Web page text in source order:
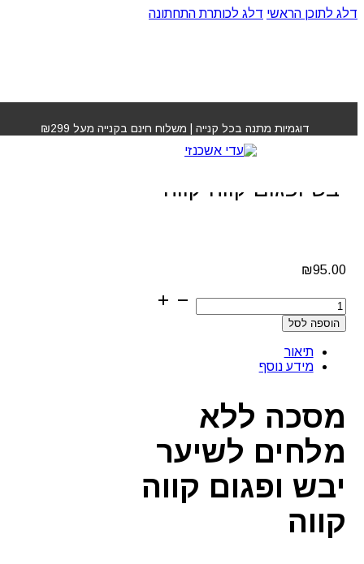
דלג לתוכן הראשי דלג לכותרת התחתונה
דוגמיות מתנה בכל קנייה | משלוח חינם בקנייה מעל ₪299
מסכה ללא מלחים לשיער
יבש ופגום קווה קווה
₪95.00
כמות
של
מסכה
מלחים
לשיער
קווה
קווה
הוספה לסל
תיאור
מידע נוסף
מסכה ללא
מלחים לשיער
יבש ופגום קווה
קווה